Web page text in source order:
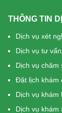
THÔNG TIN
Dịch vụ xét
Dịch vụ tư
Dịch vụ chăm
Đặt lịch khám
Dịch vụ khám
Dịch vụ khám